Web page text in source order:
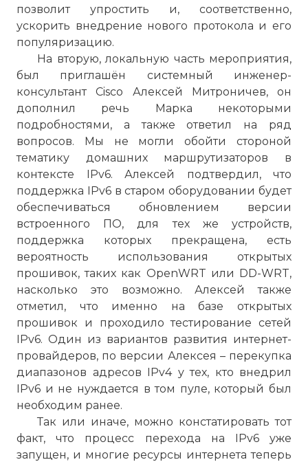
позволит упростить и, соответственно,
ускорить внедрение нового протокола и его
популяризацию.
На вторую, локальную часть мероприятия,
был приглашён системный инженер-
консультант Cisco Алексей Митроничев, он
дополнил речь Марка некоторыми
подробностями, а также ответил на ряд
вопросов. Мы не могли обойти стороной
тематику домашних маршрутизаторов в
контексте IPv6. Алексей подтвердил, что
поддержка IPv6 в старом оборудовании будет
обеспечиваться обновлением версии
встроенного ПО, для тех же устройств,
поддержка которых прекращена, есть
вероятность использования открытых
прошивок, таких как OpenWRT или DD-WRT,
насколько это возможно. Алексей также
отметил, что именно на базе открытых
прошивок и проходило тестирование сетей
IPv6. Один из вариантов развития интернет-
провайдеров, по версии Алексея – перекупка
диапазонов адресов IPv4 у тех, кто внедрил
IPv6 и не нуждается в том пуле, который был
необходим ранее.
Так или иначе, можно констатировать тот
факт, что процесс перехода на IPv6 уже
запущен, и многие ресурсы интернета теперь